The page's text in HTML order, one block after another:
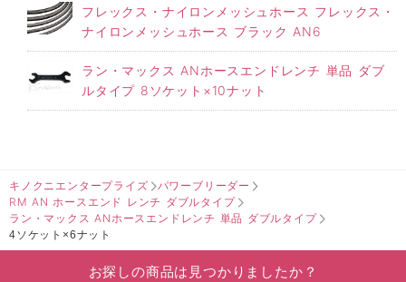
フレックス・ナイロンメッシュホース フレックス・
ナイロンメッシュホース ブラック AN6
ラン・マックス ANホースエンドレンチ 単品 ダブ
ルタイプ 8ソケット×10ナット
キノクニエンタープライズ
パワーブリーダー
RM AN ホースエンド レンチ ダブルタイプ
ラン・マックス ANホースエンドレンチ 単品 ダブルタイプ
4ソケット×6ナット
お探しの商品は見つかりましたか？